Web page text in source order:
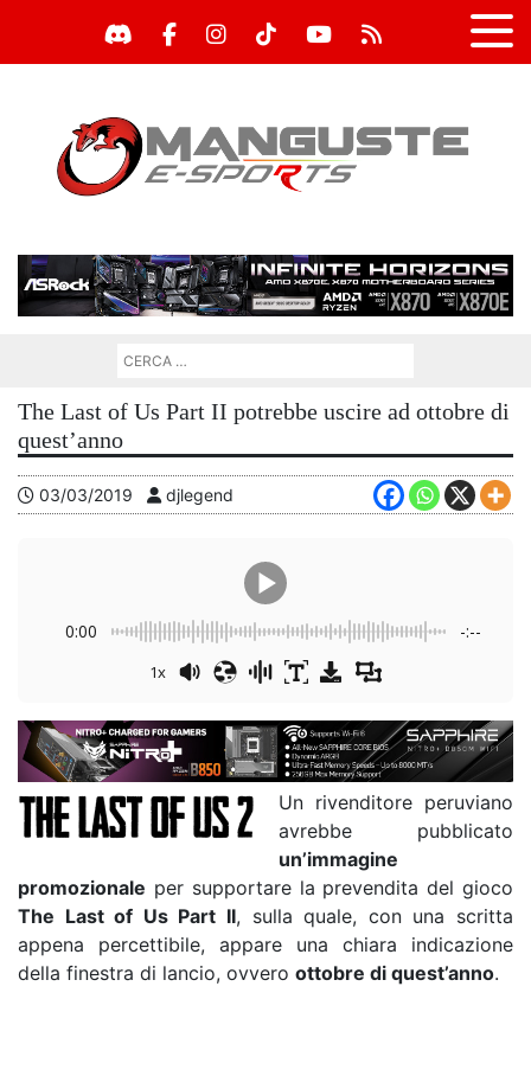
The Last of Us Part II potrebbe uscire ad ottobre di
quest’anno
03/03/2019 djlegend
0:00 -:--
1x
Un rivenditore peruviano
avrebbe pubblicato
un’immagine
promozionale per supportare la prevendita del gioco
The Last of Us Part II, sulla quale, con una scritta
appena percettibile, appare una chiara indicazione
della finestra di lancio, ovvero ottobre di quest’anno.